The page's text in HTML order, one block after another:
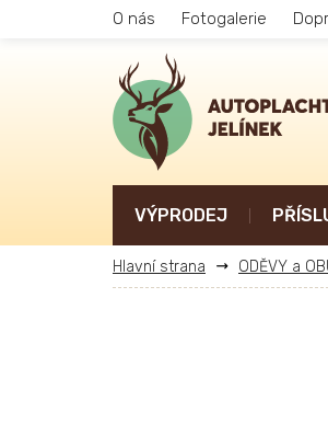
O nás Fotogalerie
VÝPRODEJ
ODĚVY a